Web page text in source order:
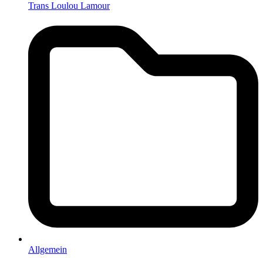
Trans Loulou Lamour
Allgemein